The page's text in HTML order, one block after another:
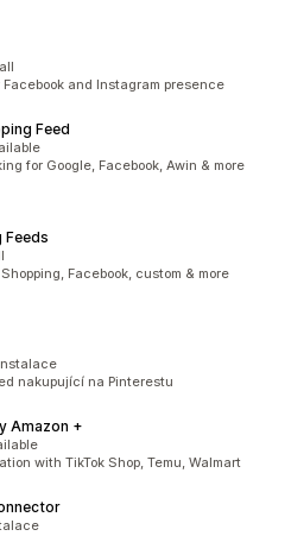
and Instagram presence
Feed
for Google, Facebook, Awin & more
Feeds
Facebook, custom & more
nakupující na Pinterestu
Amazon +
with TikTok Shop, Temu, Walmart